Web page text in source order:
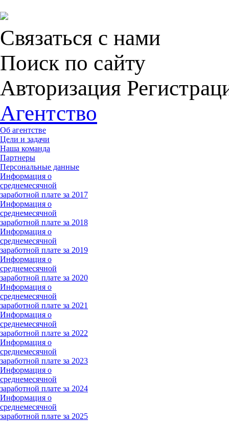
Связаться с нами
Поиск по сайту
Авторизация
Агентство
Об агентстве
Цели и задачи
Наша команда
Партнеры
Персональные данные
Информация о
среднемесячной
заработной плате за 2017
Информация о
среднемесячной
заработной плате за 2018
Информация о
среднемесячной
заработной плате за 2019
Информация о
среднемесячной
заработной плате за 2020
Информация о
среднемесячной
заработной плате за 2021
Информация о
среднемесячной
заработной плате за 2022
Информация о
среднемесячной
заработной плате за 2023
Информация о
среднемесячной
заработной плате за 2024
Информация о
среднемесячной
заработной плате за 2025